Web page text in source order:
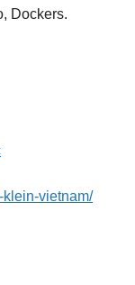
Dockers.
vietnam/